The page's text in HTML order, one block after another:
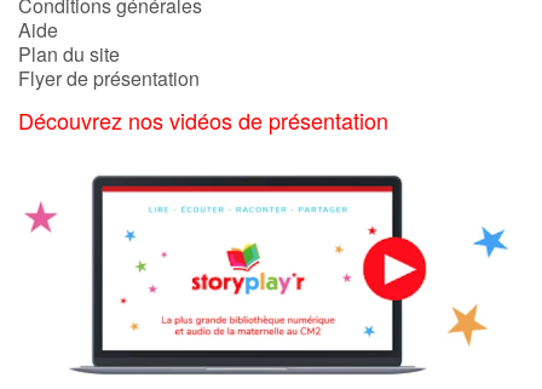
Aide
Plan du site
Flyer de présentation
Découvrez nos vidéos de présentation